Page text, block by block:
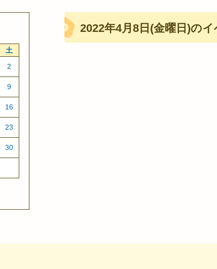
土
2
9
16
23
30
2022年4月8日(金曜日)のイ